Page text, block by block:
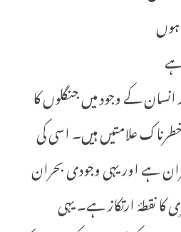
ہوں
انسان کے وجود میں جنگلوں کا
علامتیں ہیں۔ اسی کی
ہے اور یہی وجودی بحران
نقطۂ ارتکاز ہے۔ یہی